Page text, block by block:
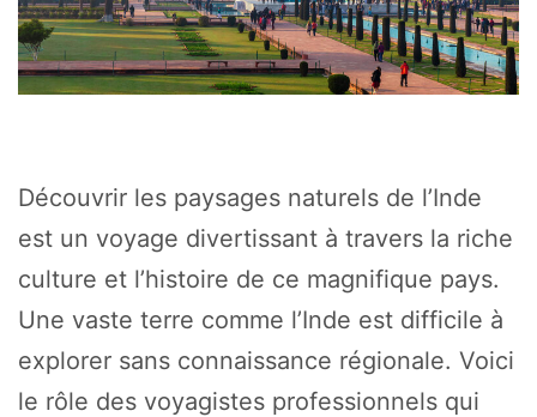
Découvrir les paysages naturels de l’Inde
est un voyage divertissant à travers la riche
culture et l’histoire de ce magnifique pays.
Une vaste terre comme l’Inde est difficile à
explorer sans connaissance régionale. Voici
le rôle des voyagistes professionnels qui